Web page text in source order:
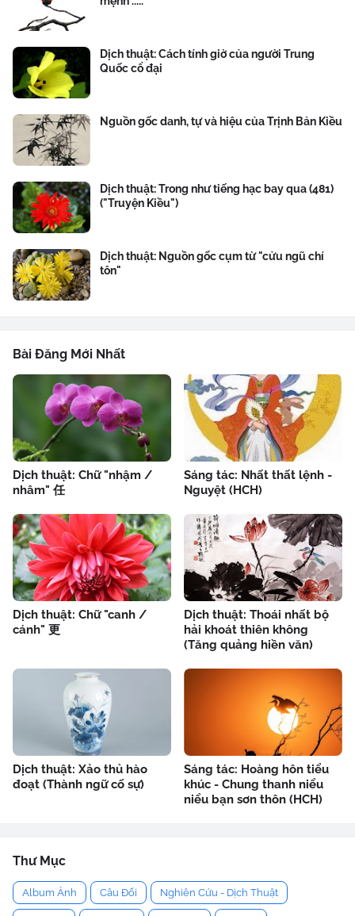
Dịch thuật: Cách tính giờ của người Trung
Quốc cổ đại
Nguồn gốc danh, tự và hiệu của Trịnh Bản Kiều
Dịch thuật: Trong như tiếng hạc bay qua (481)
("Truyện Kiều")
Dịch thuật: Nguồn gốc cụm từ "cửu ngũ chí
tôn"
Bài Đăng Mới Nhất
Dịch thuật: Chữ "nhậm /
nhâm" 任
Sáng tác: Nhất thất lệnh -
Nguyệt (HCH)
Dịch thuật: Chữ "canh /
cánh" 更
Dịch thuật: Thoái nhất bộ
hải khoát thiên không
(Tăng quảng hiền văn)
Dịch thuật: Xảo thủ hào
đoạt (Thành ngữ cố sự)
Sáng tác: Hoàng hôn tiểu
khúc - Chung thanh niểu
niểu bạn sơn thôn (HCH)
Thư Mục
Album Ảnh Câu Đối Nghiên Cứu - Dịch Thuật